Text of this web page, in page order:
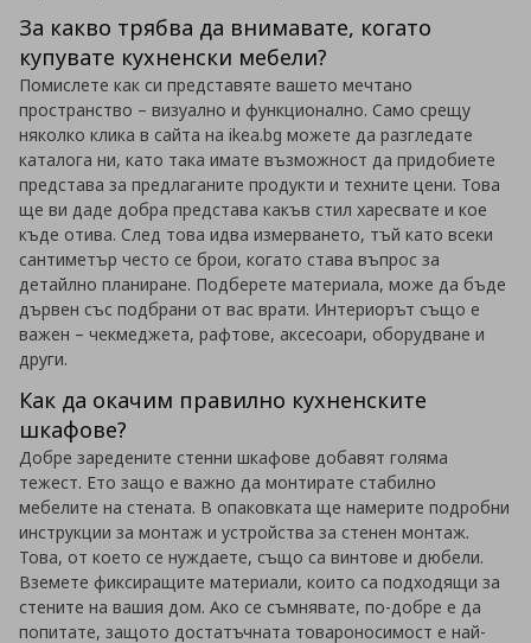
За какво трябва да внимавате, когато
купувате кухненски мебели?
Помислете как си представяте вашето мечтано
пространство – визуално и функционално. Само срещу
няколко клика в сайта на ikea.bg можете да разгледате
каталога ни, като така имате възможност да придобиете
представа за предлаганите продукти и техните цени. Това
ще ви даде добра представа какъв стил харесвате и кое
къде отива. След това идва измерването, тъй като всеки
сантиметър често се брои, когато става въпрос за
детайлно планиране. Подберете материала, може да бъде
дървен със подбрани от вас врати. Интериорът също е
важен – чекмеджета, рафтове, аксесоари, оборудване и
други.
Как да окачим правилно кухненските
шкафове?
Добре заредените стенни шкафове добавят голяма
тежест. Ето защо е важно да монтирате стабилно
мебелите на стената. В опаковката ще намерите подробни
инструкции за монтаж и устройства за стенен монтаж.
Това, от което се нуждаете, също са винтове и дюбели.
Вземете фиксиращите материали, които са подходящи за
стените на вашия дом. Ако се съмнявате, по-добре е да
попитате, защото достатъчната товароносимост е най-